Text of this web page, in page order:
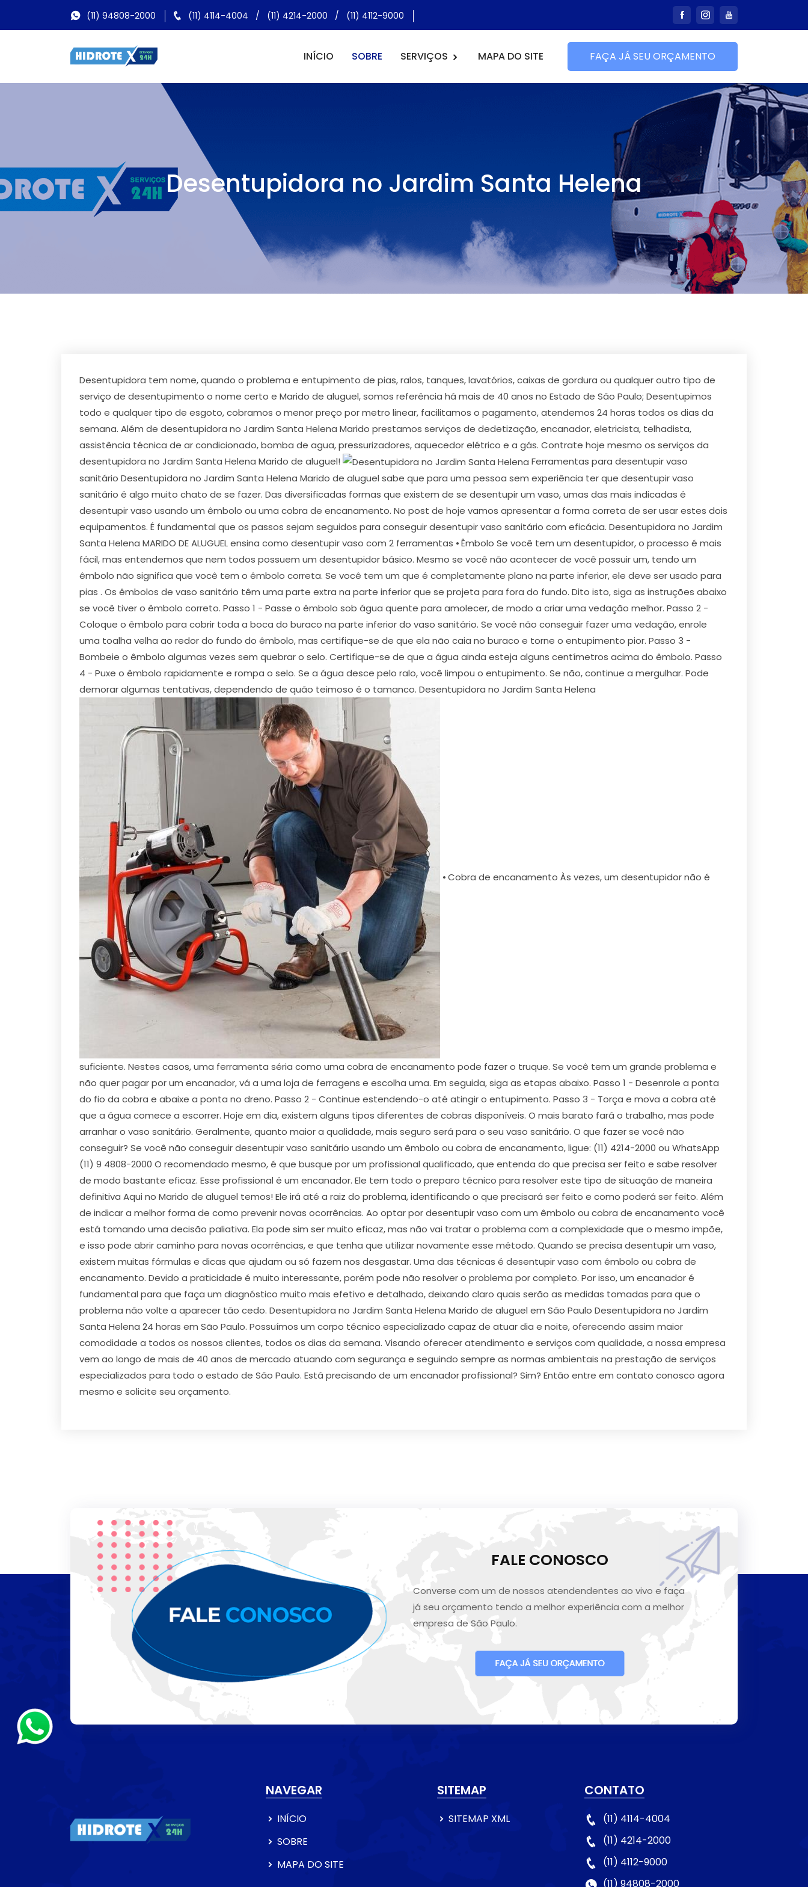
(11) 94808-2000 (11) 4114-4004 / (11) 4214-2000 / (11) 4112-9000
INÍCIO SOBRE SERVIÇOS MAPA DO SITE FAÇA JÁ SEU ORÇAMENTO
Desentupidora no Jardim Santa Helena
Desentupidora tem nome, quando o problema e entupimento de pias, ralos, tanques, lavatórios, caixas de gordura ou qualquer outro tipo de
serviço de desentupimento o nome certo e Marido de aluguel, somos referência há mais de 40 anos no Estado de São Paulo; Desentupimos
todo e qualquer tipo de esgoto, cobramos o menor preço por metro linear, facilitamos o pagamento, atendemos 24 horas todos os dias da
semana. Além de desentupidora no Jardim Santa Helena Marido prestamos serviços de dedetização, encanador, eletricista, telhadista,
assistência técnica de ar condicionado, bomba de agua, pressurizadores, aquecedor elétrico e a gás. Contrate hoje mesmo os serviços da
desentupidora no Jardim Santa Helena Marido de aluguel!
Ferramentas para desentupir vaso
sanitário Desentupidora no Jardim Santa Helena Marido de aluguel sabe que para uma pessoa sem experiência ter que desentupir vaso
sanitário é algo muito chato de se fazer. Das diversificadas formas que existem de se desentupir um vaso, umas das mais indicadas é
desentupir vaso usando um êmbolo ou uma cobra de encanamento. No post de hoje vamos apresentar a forma correta de ser usar estes dois
equipamentos. É fundamental que os passos sejam seguidos para conseguir desentupir vaso sanitário com eficácia. Desentupidora no Jardim
Santa Helena MARIDO DE ALUGUEL ensina como desentupir vaso com 2 ferramentas ⦁ Êmbolo Se você tem um desentupidor, o processo é mais
fácil, mas entendemos que nem todos possuem um desentupidor básico. Mesmo se você não acontecer de você possuir um, tendo um
êmbolo não significa que você tem o êmbolo correta. Se você tem um que é completamente plano na parte inferior, ele deve ser usado para
pias . Os êmbolos de vaso sanitário têm uma parte extra na parte inferior que se projeta para fora do fundo. Dito isto, siga as instruções abaixo
se você tiver o êmbolo correto. Passo 1 - Passe o êmbolo sob água quente para amolecer, de modo a criar uma vedação melhor. Passo 2 -
Coloque o êmbolo para cobrir toda a boca do buraco na parte inferior do vaso sanitário. Se você não conseguir fazer uma vedação, enrole
uma toalha velha ao redor do fundo do êmbolo, mas certifique-se de que ela não caia no buraco e torne o entupimento pior. Passo 3 -
Bombeie o êmbolo algumas vezes sem quebrar o selo. Certifique-se de que a água ainda esteja alguns centímetros acima do êmbolo. Passo
4 - Puxe o êmbolo rapidamente e rompa o selo. Se a água desce pelo ralo, você limpou o entupimento. Se não, continue a mergulhar. Pode
demorar algumas tentativas, dependendo de quão teimoso é o tamanco. Desentupidora no Jardim Santa Helena
⦁ Cobra de encanamento Às vezes, um desentupidor não é
suficiente. Nestes casos, uma ferramenta séria como uma cobra de encanamento pode fazer o truque. Se você tem um grande problema e
não quer pagar por um encanador, vá a uma loja de ferragens e escolha uma. Em seguida, siga as etapas abaixo. Passo 1 - Desenrole a ponta
do fio da cobra e abaixe a ponta no dreno. Passo 2 - Continue estendendo-o até atingir o entupimento. Passo 3 - Torça e mova a cobra até
que a água comece a escorrer. Hoje em dia, existem alguns tipos diferentes de cobras disponíveis. O mais barato fará o trabalho, mas pode
arranhar o vaso sanitário. Geralmente, quanto maior a qualidade, mais seguro será para o seu vaso sanitário. O que fazer se você não
conseguir? Se você não conseguir desentupir vaso sanitário usando um êmbolo ou cobra de encanamento, ligue: (11) 4214-2000 ou WhatsApp
(11) 9 4808-2000 O recomendado mesmo, é que busque por um profissional qualificado, que entenda do que precisa ser feito e sabe resolver
de modo bastante eficaz. Esse profissional é um encanador. Ele tem todo o preparo técnico para resolver este tipo de situação de maneira
definitiva Aqui no Marido de aluguel temos! Ele irá até a raiz do problema, identificando o que precisará ser feito e como poderá ser feito. Além
de indicar a melhor forma de como prevenir novas ocorrências. Ao optar por desentupir vaso com um êmbolo ou cobra de encanamento você
está tomando uma decisão paliativa. Ela pode sim ser muito eficaz, mas não vai tratar o problema com a complexidade que o mesmo impõe,
e isso pode abrir caminho para novas ocorrências, e que tenha que utilizar novamente esse método. Quando se precisa desentupir um vaso,
existem muitas fórmulas e dicas que ajudam ou só fazem nos desgastar. Uma das técnicas é desentupir vaso com êmbolo ou cobra de
encanamento. Devido a praticidade é muito interessante, porém pode não resolver o problema por completo. Por isso, um encanador é
fundamental para que faça um diagnóstico muito mais efetivo e detalhado, deixando claro quais serão as medidas tomadas para que o
problema não volte a aparecer tão cedo. Desentupidora no Jardim Santa Helena Marido de aluguel em São Paulo Desentupidora no Jardim
Santa Helena 24 horas em São Paulo. Possuímos um corpo técnico especializado capaz de atuar dia e noite, oferecendo assim maior
comodidade a todos os nossos clientes, todos os dias da semana. Visando oferecer atendimento e serviços com qualidade, a nossa empresa
vem ao longo de mais de 40 anos de mercado atuando com segurança e seguindo sempre as normas ambientais na prestação de serviços
especializados para todo o estado de São Paulo. Está precisando de um encanador profissional? Sim? Então entre em contato conosco agora
mesmo e solicite seu orçamento.
FALE CONOSCO
Converse com um de nossos atendendentes ao vivo e faça
já seu orçamento tendo a melhor experiência com a melhor
empresa de São Paulo.
NAVEGAR
INÍCIO
SOBRE
MAPA DO SITE
SITEMAP
SITEMAP XML
CONTATO
(11) 4114-4004
(11) 4214-2000
(11) 4112-9000
(11) 94808-2000